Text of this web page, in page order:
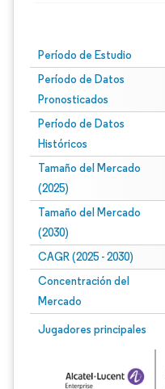
Período de Estudio
Período de Datos
Pronosticados
Período de Datos
Históricos
Tamaño del Mercado
(2025)
Tamaño del Mercado
(2030)
CAGR (2025 - 2030)
Concentración del
Mercado
Jugadores principales